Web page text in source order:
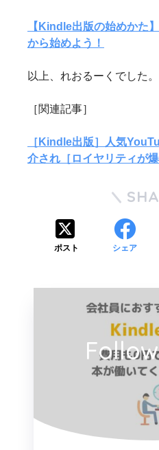
【Kindle出版の始めかた
から始めよう！
以上、れおるーくでした。
［関連記事］
［Kindle出版］人気
介され［ロイヤリティが爆
ポスト シェア
Follow